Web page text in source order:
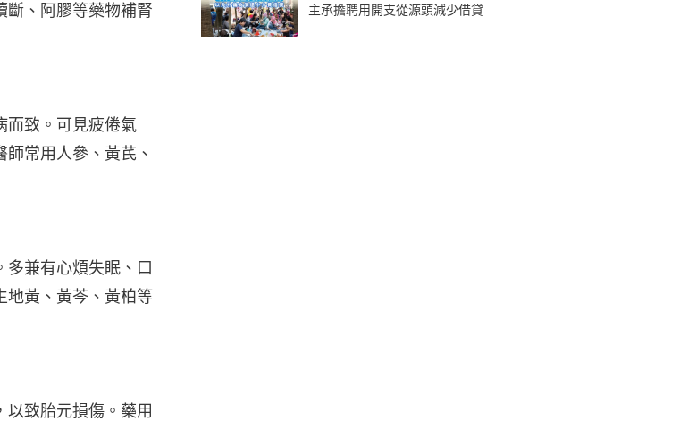
斷、阿膠等藥物補腎
而致。可見疲倦氣
常用人參、黃芪、
兼有心煩失眠、口
地黃、黃芩、黃柏等
致胎元損傷。藥用
主承擔聘用開支從源頭減少借貸